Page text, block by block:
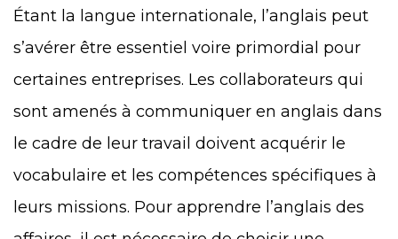
Étant la langue internationale, l’anglais peut
s’avérer être essentiel voire primordial pour
certaines entreprises. Les collaborateurs qui
sont amenés à communiquer en anglais dans
le cadre de leur travail doivent acquérir le
vocabulaire et les compétences spécifiques à
leurs missions. Pour apprendre l’anglais des